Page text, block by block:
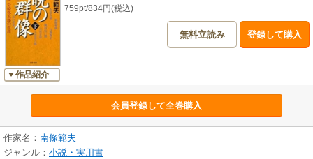
作品紹介
759pt/834円(税込)
無料立読み 登録して購入
会員登録して全巻購入
作家名： 南條範夫
ジャンル： 小説・実用書